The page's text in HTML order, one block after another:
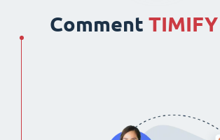
Comment TIMIFY